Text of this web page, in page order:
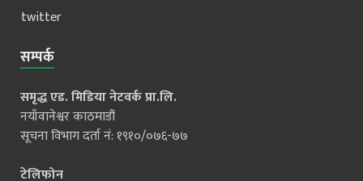
twitter
सम्पर्क
समृद्ध एड. मिडिया नेटवर्क प्रा.लि.
नयाँवानेश्वर काठमाडौं
सूचना विभाग दर्ता नं: १९१०/०७६-७७
टेलिफोन